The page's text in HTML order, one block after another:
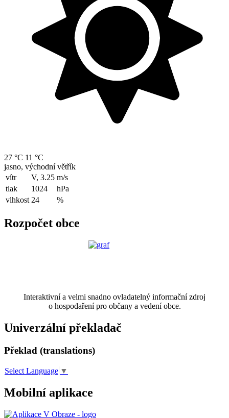
27 °C 11 °C
jasno, východní větřík
vítr
V, 3.25 m/s
tlak
1024
hPa
vlhkost 24 %
Rozpočet obce
Interaktivní a velmi snadno ovladatelný informační zdroj
o hospodaření pro občany a vedení obce.
Univerzální překladač
Překlad (translations)
Select Language ▼
Mobilní aplikace